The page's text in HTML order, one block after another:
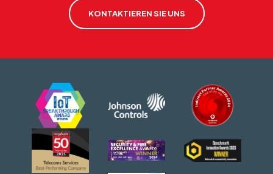
KONTAKTIEREN SIE UNS